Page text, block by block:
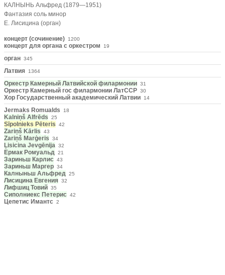
КАЛНЫНЬ Альфред (1879—1951)
Фантазия соль минор
Е. Лисицина (орган)
концерт (сочинение) 1200
концерт для органа с оркестром 19
орган 345
Латвия 1364
Оркестр Камерный Латвийской филармонии 31
Оркестр Камерный гос филармонии ЛатССР 30
Хор Государственный академический Латвии 14
Jermaks Romualds 18
Kalniņš Alfrēds 25
Sīpolnieks Pēteris 42
Zariņš Kārlis 43
Zariņš Marģeris 34
Ļisicina Jevgēnija 32
Ермак Ромуальд 21
Зариньш Карлис 43
Зариньш Маргер 34
Калныньш Альфред 25
Лисицина Евгения 32
Лифшиц Товий 35
Сиполниекс Петерис 42
Цепетис Имантс 2